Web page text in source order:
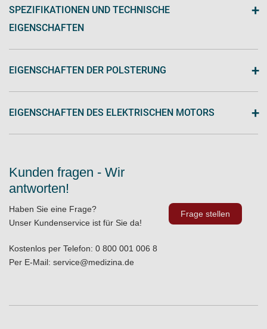
SPEZIFIKATIONEN UND TECHNISCHE
EIGENSCHAFTEN
+
EIGENSCHAFTEN DER POLSTERUNG +
EIGENSCHAFTEN DES ELEKTRISCHEN MOTORS +
Kunden fragen - Wir
antworten!
Haben Sie eine Frage?
Unser Kundenservice ist für Sie da!
Kostenlos per Telefon: 0 800 001 006 8
Per E-Mail: service@medizina.de
Frage stellen